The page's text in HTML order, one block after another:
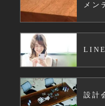
メン
LINE
設計